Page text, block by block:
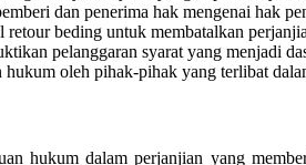
dan penerima hak mengenai hak
retour beding untuk membatalkan
pelanggaran syarat yang menjadi
hukum oleh pihak-pihak yang terlibat
hukum dalam perjanjian yang